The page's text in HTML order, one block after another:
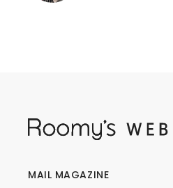
MAIL MAGAZINE